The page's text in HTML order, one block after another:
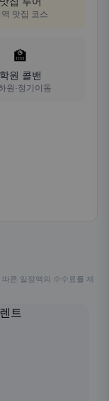
역 맛집 코스
🏫
학원 콜밴
원·정기이동
른 일정액의 수수료를 제